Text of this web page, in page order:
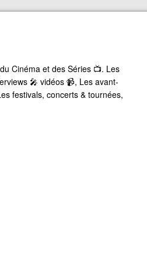
Cinéma et des Séries 📺. Les
🎤 vidéos 📹, Les avant-
festivals, concerts & tournées,